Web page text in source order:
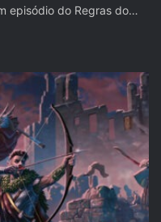
episódio do Regras do…